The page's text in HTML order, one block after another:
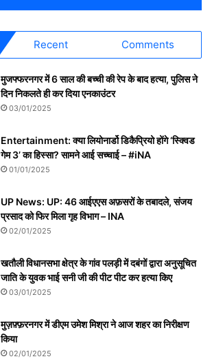
Recent Comments
मुजफ्फरनगर में 6 साल की बच्ची की रेप के बाद हत्या, पुलिस ने
दिन निकलते ही कर दिया एनकाउंटर
03/01/2025
Entertainment: क्या लियोनार्डो डिकैप्रियो होंगे ‘स्क्विड
गेम 3’ का हिस्सा? सामने आई सच्चाई – #iNA
01/01/2025
UP News: UP: 46 आईएएस अफ़सरों के तबादले, संजय
प्रसाद को फिर मिला गृह विभाग – INA
02/01/2025
खतौली विधानसभा क्षेत्र के गांव पलड़ी में दबंगों द्वारा अनुसूचित
जाति के युवक भाई सनी जी की पीट पीट कर हत्या किए
03/01/2025
मुज़फ़्फ़रनगर में डीएम उमेश मिश्रा ने आज शहर का निरीक्षण
किया
02/01/2025